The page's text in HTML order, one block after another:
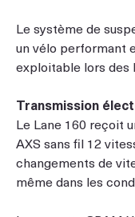
Le système de
un vélo performant
exploitable lors des
Transmission
Le Lane 160 reçoit
AXS sans fil 12
changements de
même dans les